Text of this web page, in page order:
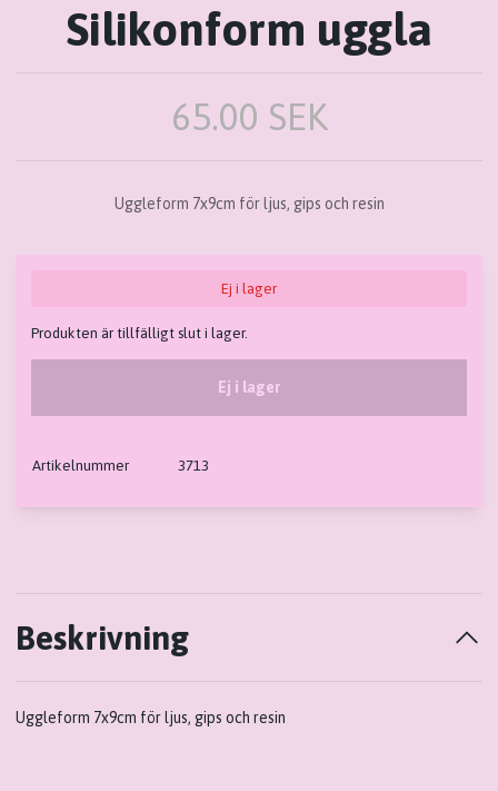
Silikonform uggla
65.00 SEK
Uggleform 7x9cm för ljus, gips och resin
Ej i lager
Produkten är tillfälligt slut i lager.
Ej i lager
Artikelnummer 3713
Beskrivning
Uggleform 7x9cm för ljus, gips och resin